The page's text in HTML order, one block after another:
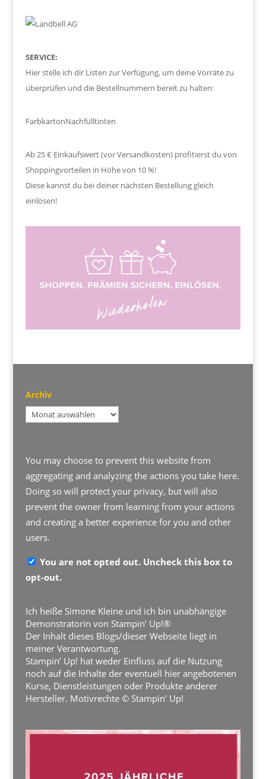
SERVICE:
Hier stelle ich dir Listen zur Verfügung, um deine Vorräte zu
überprüfen und die Bestellnummern bereit zu halten:
FarbkartonNachfülltinten
Ab 25 € Einkaufswert (vor Versandkosten) profitierst du von
Shoppingvorteilen in Höhe von 10 %!
Diese kannst du bei deiner nächsten Bestellung gleich
einlösen!
Archiv
Archiv
You may choose to prevent this website from
aggregating and analyzing the actions you take here.
Doing so will protect your privacy, but will also
prevent the owner from learning from your actions
and creating a better experience for you and other
users.
You are not opted out. Uncheck this box to
opt-out.
Ich heiße Simone Kleine und ich bin unabhängige
Demonstratorin von Stampin’ Up!®
Der Inhalt dieses Blogs/dieser Webseite liegt in
meiner Verantwortung.
Stampin’ Up! hat weder Einfluss auf die Nutzung
noch auf die Inhalte der eventuell hier angebotenen
Kurse, Dienstleistungen oder Produkte anderer
Hersteller. Motivrechte © Stampin’ Up!